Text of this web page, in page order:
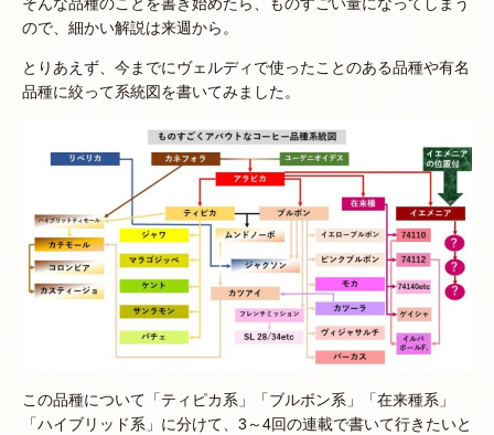
ので、細かい解説は来週から。
とりあえず、今までにヴェルディで使ったことのある品種や有名
品種に絞って系統図を書いてみました。
この品種について「ティピカ系」「ブルボン系」「在来種系」
「ハイブリッド系」に分けて、3～4回の連載で書いて行きたいと